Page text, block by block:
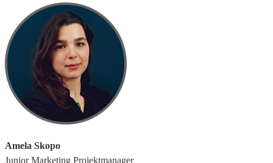
Amela Skopo
Junior Marketing Projektmanager